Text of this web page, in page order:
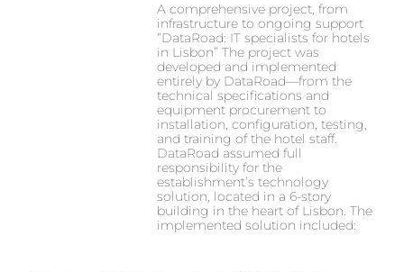
A comprehensive project, from
infrastructure to ongoing support
“DataRoad: IT specialists for hotels
in Lisbon” The project was
developed and implemented
entirely by DataRoad—from the
technical specifications and
equipment procurement to
installation, configuration, testing,
and training of the hotel staff.
DataRoad assumed full
responsibility for the
establishment’s technology
solution, located in a 6-story
building in the heart of Lisbon. The
implemented solution included: